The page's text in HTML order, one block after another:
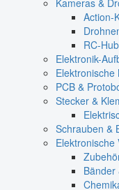
Kameras &
Action-
RC-
Elektronik-
Elektronische
PCB &
Stecker &
Schrauben &
Elektronische
Bänder